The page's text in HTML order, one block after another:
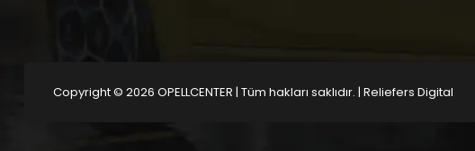
Copyright © 2026 OPELLCENTER | Tüm hakları saklıdır. | Reliefers Digital